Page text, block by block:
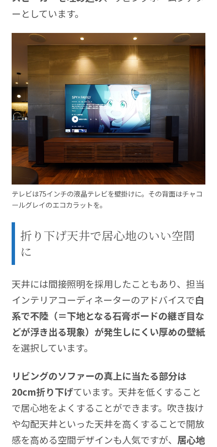
ーとしています。
テレビは75インチの液晶テレビを壁掛けに。その背面はチャコ
ールグレイのエコカラットを。
折り下げ天井で居心地のいい空間
に
天井には間接照明を採用したこともあり、担当
インテリアコーディネーターのアドバイスで白
系で不陸（＝下地となる石膏ボードの継ぎ目な
どが浮き出る現象）が発生しにくい厚めの壁紙
を選択しています。
リビングのソファーの真上に当たる部分は
20cm折り下げています。天井を低くすること
で居心地をよくすることができます。吹き抜け
や勾配天井といった天井を高くすることで開放
感を高める空間デザインも人気ですが、 居心地